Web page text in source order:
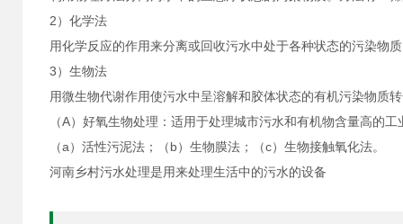
2）化学法
用化学反应的作用来分离或回收污水中处于各种状态的污染物
3）生物法
用微生物代谢作用使污水中呈溶解和胶体状态的有机污染物质
（A）好氧生物处理：适用于处理城市污水和有机物含量高的工
（a）活性污泥法；（b）生物膜法；（c）生物接触氧化法。
河南乡村污水处理是用来处理生活中的污水的设备